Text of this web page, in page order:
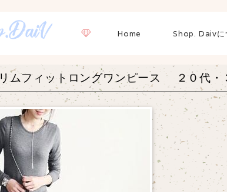
Home Shop. Daivに
ムフィットロングワンピース ２０代